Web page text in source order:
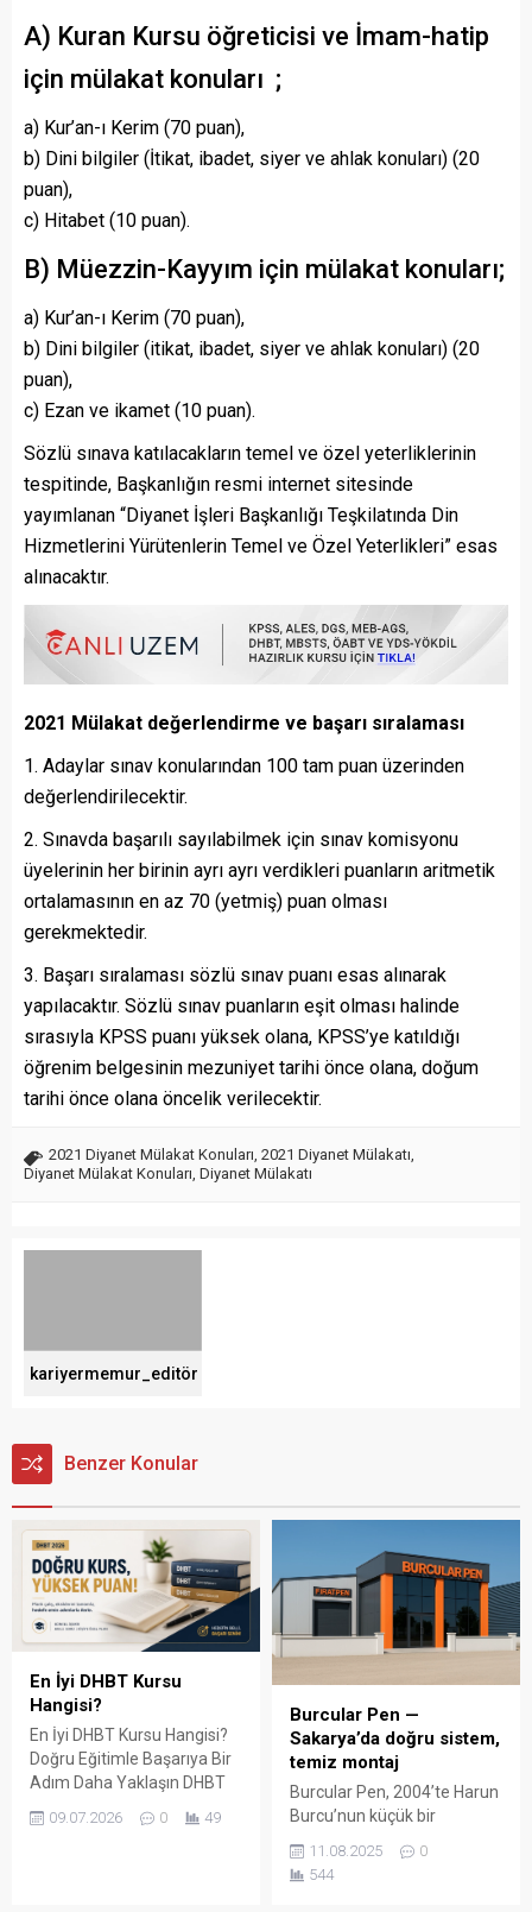
A) Kuran Kursu öğreticisi ve İmam-hatip
için mülakat konuları ;
a) Kur’an-ı Kerim (70 puan),
b) Dini bilgiler (İtikat, ibadet, siyer ve ahlak konuları) (20
puan),
c) Hitabet (10 puan).
B) Müezzin-Kayyım için mülakat konuları;
a) Kur’an-ı Kerim (70 puan),
b) Dini bilgiler (itikat, ibadet, siyer ve ahlak konuları) (20
puan),
c) Ezan ve ikamet (10 puan).
Sözlü sınava katılacakların temel ve özel yeterliklerinin
tespitinde, Başkanlığın resmi internet sitesinde
yayımlanan “Diyanet İşleri Başkanlığı Teşkilatında Din
Hizmetlerini Yürütenlerin Temel ve Özel Yeterlikleri” esas
alınacaktır.
2021 Mülakat değerlendirme ve başarı sıralaması
1. Adaylar sınav konularından 100 tam puan üzerinden
değerlendirilecektir.
2. Sınavda başarılı sayılabilmek için sınav komisyonu
üyelerinin her birinin ayrı ayrı verdikleri puanların aritmetik
ortalamasının en az 70 (yetmiş) puan olması
gerekmektedir.
3. Başarı sıralaması sözlü sınav puanı esas alınarak
yapılacaktır. Sözlü sınav puanların eşit olması halinde
sırasıyla KPSS puanı yüksek olana, KPSS’ye katıldığı
öğrenim belgesinin mezuniyet tarihi önce olana, doğum
tarihi önce olana öncelik verilecektir.
2021 Diyanet Mülakat Konuları, 2021 Diyanet Mülakatı,
Diyanet Mülakat Konuları, Diyanet Mülakatı
kariyermemur_editör
Benzer Konular
En İyi DHBT Kursu
Hangisi?
En İyi DHBT Kursu Hangisi?
Doğru Eğitimle Başarıya Bir
Adım Daha Yaklaşın DHBT
(Din Hizmetleri Alan Bilgisi
Testi), Diyanet İşleri
09.07.2026 0 49
Burcular Pen —
Sakarya’da doğru sistem,
temiz montaj
Burcular Pen, 2004’te Harun
Burcu’nun küçük bir
başladı; bugün Serdivan’daki
147 m² showroomu ve 750
11.08.2025
0
544